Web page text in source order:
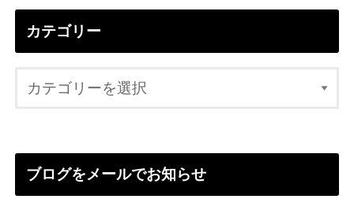
カテゴリー
ブログをメールでお知らせ